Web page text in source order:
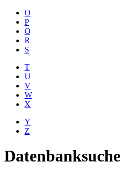
O
P
Q
R
S
T
U
V
W
X
Y
Z
Datenbanksuche